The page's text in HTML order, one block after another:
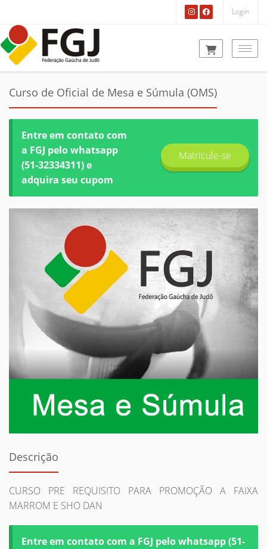
Login
Curso de Oficial de Mesa e Súmula (OMS)
Entre em contato com
a FGJ pelo whatsapp
(51-32334311) e
adquira seu cupom
Matricule-se
Descrição
CURSO PRE REQUISITO PARA PROMOÇÃO A FAIXA
MARROM E SHO DAN
Entre em contato com a FGJ pelo whatsapp (51-